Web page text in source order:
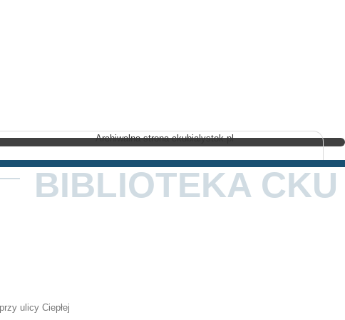
Archiwalna strona ckubialystok.pl
BIBLIOTEKA CKU
ulicy Ciepłej